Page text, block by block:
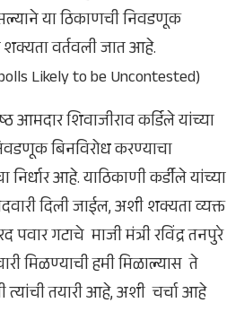
या ठिकाणची निवडणूक
शक्यता वर्तवली जात आहे.
Likely to be Uncontested)
आमदार शिवाजीराव कर्डिले यांच्या
बिनविरोध करण्याचा
आहे. याठिकाणी कर्डीले यांच्या
दिली जाईल, अशी शक्यता व्यक्त
पवार गटाचे माजी मंत्री रविंद्र तनपुरे
मिळण्याची हमी मिळाल्यास ते
त्यांची तयारी आहे, अशी चर्चा आहे